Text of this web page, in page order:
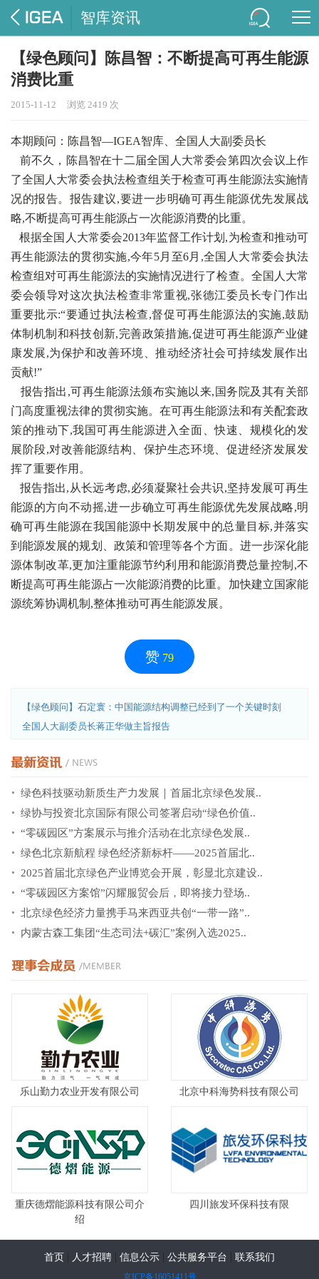
智库资讯
【绿色顾问】陈昌智：不断提高可再生能源
消费比重
2015-11-12 浏览 2419 次
本期顾问：陈昌智—IGEA智库、全国人大副委员长
前不久，陈昌智在十二届全国人大常委会第四次会议上作
了全国人大常委会执法检查组关于检查可再生能源法实施情
况的报告。报告建议,要进一步明确可再生能源优先发展战
略,不断提高可再生能源占一次能源消费的比重。
根据全国人大常委会2013年监督工作计划,为检查和推动可
再生能源法的贯彻实施,今年5月至6月,全国人大常委会执法
检查组对可再生能源法的实施情况进行了检查。全国人大常
委会领导对这次执法检查非常重视,张德江委员长专门作出
重要批示:“要通过执法检查,督促可再生能源法的实施,鼓励
体制机制和科技创新,完善政策措施,促进可再生能源产业健
康发展,为保护和改善环境、推动经济社会可持续发展作出
贡献!”
报告指出,可再生能源法颁布实施以来,国务院及其有关部
门高度重视法律的贯彻实施。在可再生能源法和有关配套政
策的推动下,我国可再生能源进入全面、快速、规模化的发
展阶段,对改善能源结构、保护生态环境、促进经济发展发
挥了重要作用。
报告指出,从长远考虑,必须凝聚社会共识,坚持发展可再生
能源的方向不动摇,进一步确立可再生能源优先发展战略,明
确可再生能源在我国能源中长期发展中的总量目标,并落实
到能源发展的规划、政策和管理等各个方面。进一步深化能
源体制改革,更加注重能源节约利用和能源消费总量控制,不
断提高可再生能源占一次能源消费的比重。加快建立国家能
源统筹协调机制,整体推动可再生能源发展。
赞 79
【绿色顾问】石定寰：中国能源结构调整已经到了一个关键时刻
全国人大副委员长蒋正华做主旨报告
绿色科技驱动新质生产力发展｜首届北京绿色发展..
绿协与投资北京国际有限公司签署启动“绿色价值..
“零碳园区”方案展示与推介活动在北京绿色发展..
绿色北京新航程 绿色经济新标杆——2025首届北..
2025首届北京绿色产业博览会开展，彰显北京建设..
“零碳园区方案馆”闪耀服贸会后，即将接力登场..
北京绿色经济力量携手马来西亚共创“一带一路”..
内蒙古森工集团“生态司法+碳汇”案例入选2025..
乐山勤力农业开发有限公司 北京中科海势科技有限公司
重庆德熠能源科技有限公司介
绍
四川旅发环保科技有限
首页 人才招聘 信息公示 公共服务平台 联系我们
京ICP备16051411号